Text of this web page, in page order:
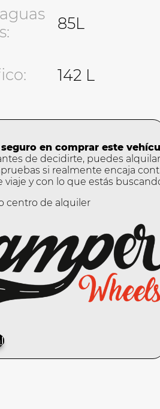
85L
142 L
seguro en comprar este
de decidirte, puedes
si realmente encaja
viaje y con lo que estás
centro de alquiler